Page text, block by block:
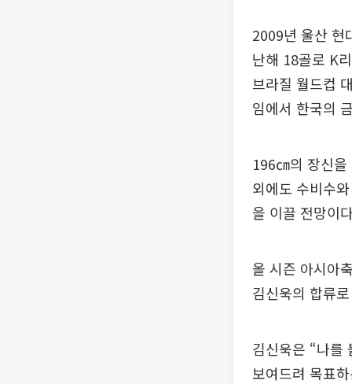
2009년 울산 현
난해 18골로 K
브라질 월드컵
임에서 한국의
196㎝의 장신
외에도 수비수
을 이끌 전망이
올 시즌 아시아
김신욱의 합류
김신욱은 “나를
보여드려 목표